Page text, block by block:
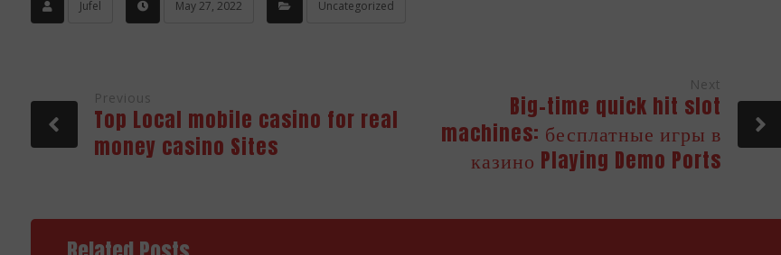
Jufel May 27, 2022 Uncategorized
Previous
Top Local mobile casino for real
money casino Sites
Next
Big-time quick hit slot
machines: бесплатные игры в
казино Playing Demo Ports